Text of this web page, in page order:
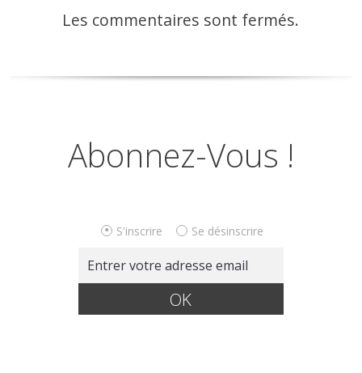
Les commentaires sont fermés.
Abonnez-Vous !
S'inscrire Se désinscrire